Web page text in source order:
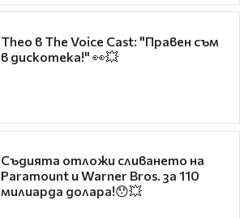
Theo в The Voice Cast: "Правен съм
в дискотека!" 👀💥
Съдията отложи сливането на
Paramount и Warner Bros. за 110
милиарда долара!😯💥